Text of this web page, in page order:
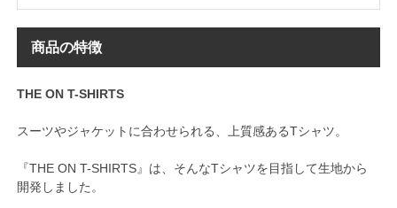
商品の特徴
THE ON T-SHIRTS
スーツやジャケットに合わせられる、上質感あるTシャツ。
『THE ON T-SHIRTS』は、そんなTシャツを目指して生地から
開発しました。